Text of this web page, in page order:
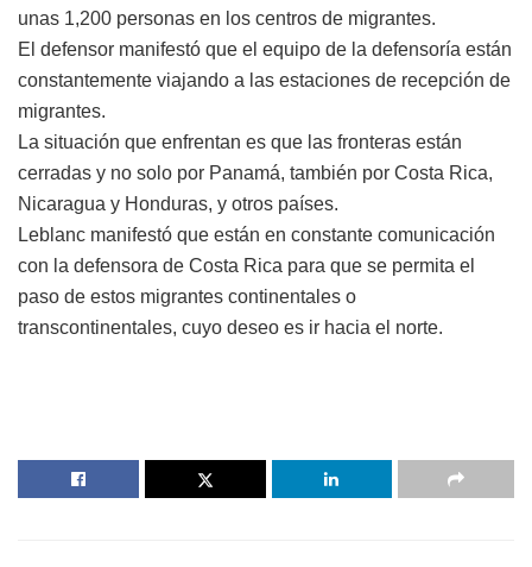
unas 1,200 personas en los centros de migrantes.
El defensor manifestó que el equipo de la defensoría están
constantemente viajando a las estaciones de recepción de
migrantes.
La situación que enfrentan es que las fronteras están
cerradas y no solo por Panamá, también por Costa Rica,
Nicaragua y Honduras, y otros países.
Leblanc manifestó que están en constante comunicación
con la defensora de Costa Rica para que se permita el
paso de estos migrantes continentales o
transcontinentales, cuyo deseo es ir hacia el norte.